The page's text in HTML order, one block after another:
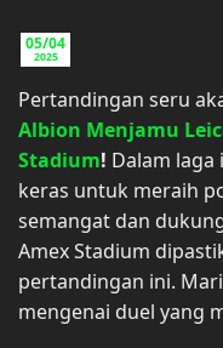
05/04
2025
Pertandingan seru
Albion Menjamu
Stadium! Dalam
keras untuk meraih
semangat dan
Amex Stadium
pertandingan ini.
mengenai duel yang